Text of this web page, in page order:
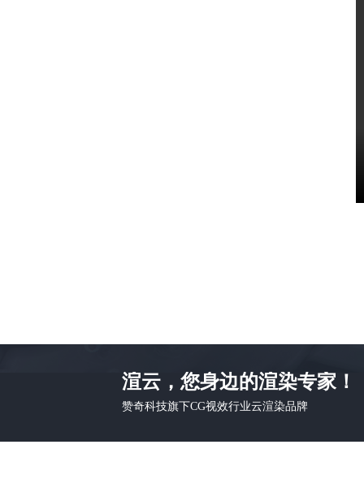
渲云，您身边的渲染专家！
赞奇科技旗下CG视效行业云渲染品牌